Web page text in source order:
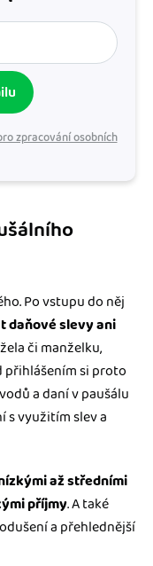
zpracování osobních
Po vstupu do něj
daňové slevy ani
či manželku,
přihlášením si proto
a daní v paušálu
s využitím slev a
až středními
příjmy. A také
a přehlednější